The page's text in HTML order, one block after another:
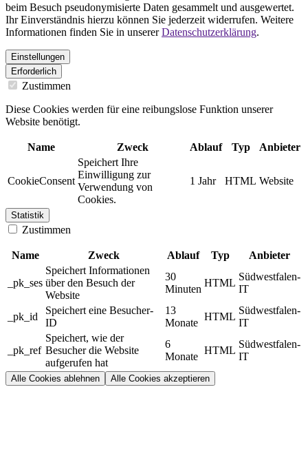
beim Besuch pseudonymisierte Daten gesammelt und ausgewertet.
Ihr Einverständnis hierzu können Sie jederzeit widerrufen. Weitere
Informationen finden Sie in unsererDatenschutzerklärung.
Einstellungen
Erforderlich
Zustimmen
Diese Cookies werden für eine reibungslose Funktion unserer
Website benötigt.
Name Zweck Ablauf Typ Anbieter
CookieConsent
Speichert Ihre
Einwilligung zur
Verwendung von
Cookies.
1 Jahr HTML Website
Statistik
Zustimmen
Name Zweck Ablauf Typ Anbieter
_pk_ses
Speichert Informationen
über den Besuch der
Website
30
Minuten
HTML
Südwestfalen-
IT
_pk_id
Speichert eine Besucher-
ID
13
Monate
HTML
Südwestfalen-
IT
_pk_ref
Speichert, wie der
Besucher die Website
aufgerufen hat
6
Monate
HTML
Südwestfalen-
IT
Alle Cookies ablehnen Alle Cookies akzeptieren